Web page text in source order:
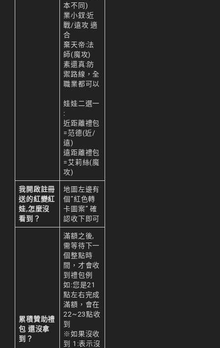
本不同)
業小釵:近
戰/遠攻 適
合
棄天帝:法
師(魔攻)
素還真:防
禦路線，全
職業都可以
娃娃二選一
:
近距離禮包
=范德(近/
遠)
遠距離禮包
=艾莉絲(魔
攻)
我開啟註冊
送的紅變紅
娃,怎麼沒
看到？
地圖左邊有
個”紅色轉
卡圖案” 確
認收下即可
累積贊助禮
包 還沒拿
到？
滿額之後,
需等待下一
個整點時
間，才會收
到禮包例
如:您是21
點左右完成
滿額，會在
22~23點收
到
※如果沒收
到 1:表示沒